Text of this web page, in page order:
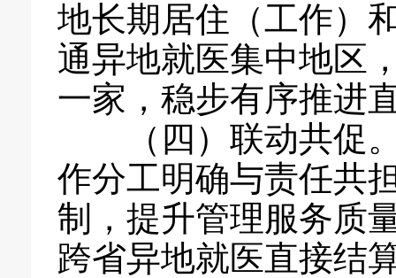
地长期居住（工作）
通异地就医集中地区
一家，稳步有序推进
（四）联动共促。
作分工明确与责任共
制，提升管理服务质
跨省异地就医直接结